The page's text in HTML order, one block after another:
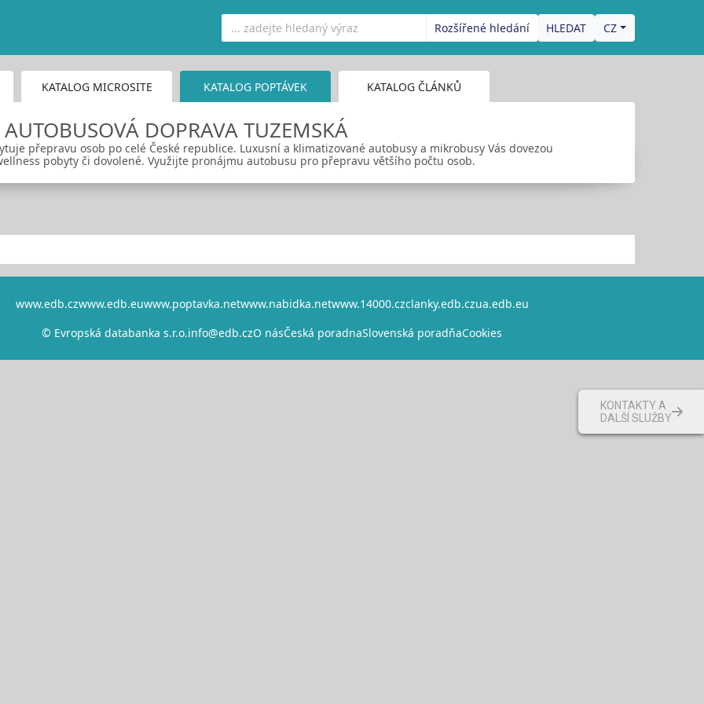
Rozšířené hledání CZ
KATALOG MICROSITE KATALOG POPTÁVEK KATALOG ČLÁNKŮ
AUTOBUSOVÁ DOPRAVA TUZEMSKÁ
přepravu osob po celé České republice. Luxusní a klimatizované autobusy a mikrobusy Vás dovezou
pobyty či dovolené. Využijte pronájmu autobusu pro přepravu většího počtu osob.
www.edb.czwww.edb.euwww.poptavka.netwww.nabidka.netwww.14000.czclanky.edb.czua.edb.eu
© Evropská databanka s.r.o.info@edb.czO násČeská poradnaSlovenská poradňaCookies
KONTAKTY A
DALŠÍ SLUŽBY